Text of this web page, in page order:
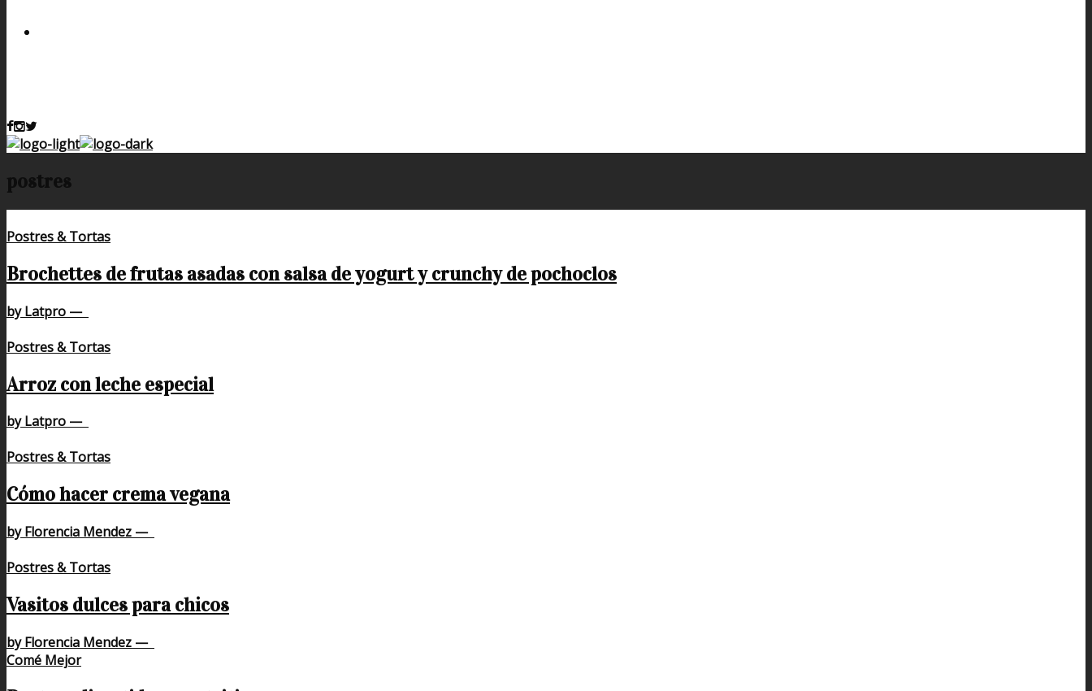
postres
Postres & Tortas
Brochettes de frutas asadas con salsa de yogurt y crunchy de pochoclos
by Latpro —
Postres & Tortas
Arroz con leche especial
by Latpro —
Postres & Tortas
Cómo hacer crema vegana
by Florencia Mendez —
Postres & Tortas
Vasitos dulces para chicos
by Florencia Mendez —
Comé Mejor